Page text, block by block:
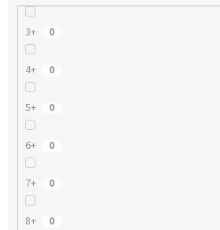
3+ 0
4+ 0
5+ 0
6+ 0
7+ 0
8+ 0